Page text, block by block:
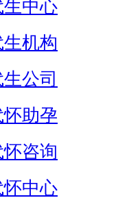
中心
机构
公司
助孕
咨询
中心